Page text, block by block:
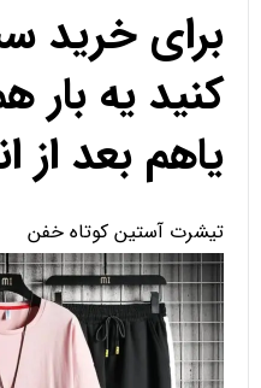
برای خرید
کنید یه بار
یاهم بعد از
تیشرت آستین کوتاه خفن